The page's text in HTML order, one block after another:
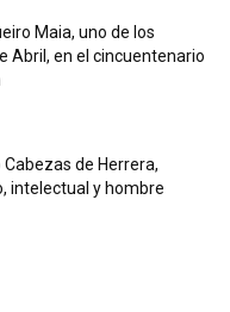
Maia, uno de los
Abril, en el cincuentenario
de Herrera,
intelectual y hombre